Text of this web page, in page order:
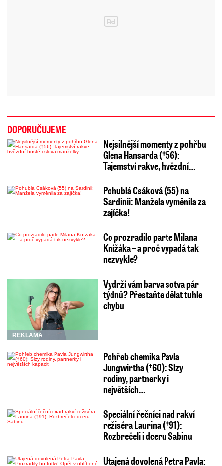
DOPORUČUJEME
Nejsilnější momenty z pohřbu
Glena Hansarda (†56):
Tajemství rakve, hvězdní…
Pohublá Csáková (55) na
Sardinii: Manžela vyměnila za
zajíčka!
Co prozradilo parte Milana
Knížáka – a proč vypadá tak
nezvykle?
REKLAMA
Vydrží vám barva sotva pár
týdnů? Přestaňte dělat tuhle
chybu
Pohřeb chemika Pavla
Jungwirtha (†60): Slzy
rodiny, partnerky i
největších…
Speciální řečníci nad rakví
režiséra Laurina (†91):
Rozbrečeli i dceru Sabinu
Utajená dovolená Petra Pavla: